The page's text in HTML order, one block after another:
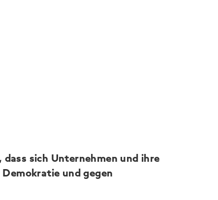
sich Unternehmen und ihre
und gegen